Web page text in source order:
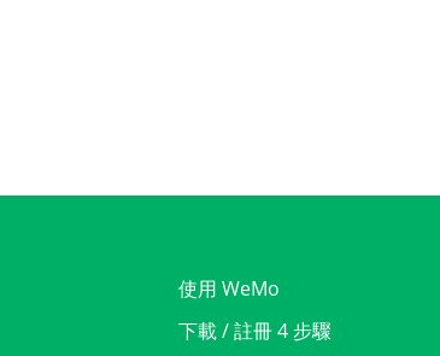
使用 WeMo
下載 / 註冊 4 步驟